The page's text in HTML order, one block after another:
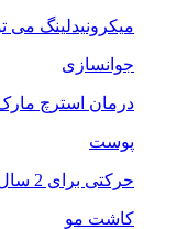
میکرونیدلینگ می
جوانسازی
درمان استرچ
پوست
حرکتی برای 2 سال جوان تر شدن صورت , یوگای صورت
کاشت مو